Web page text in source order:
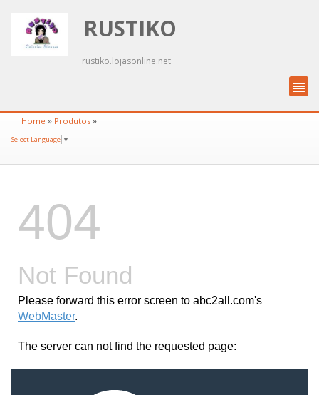
RUSTIKO
rustiko.lojasonline.net
Home » Produtos »
Select Language ▼